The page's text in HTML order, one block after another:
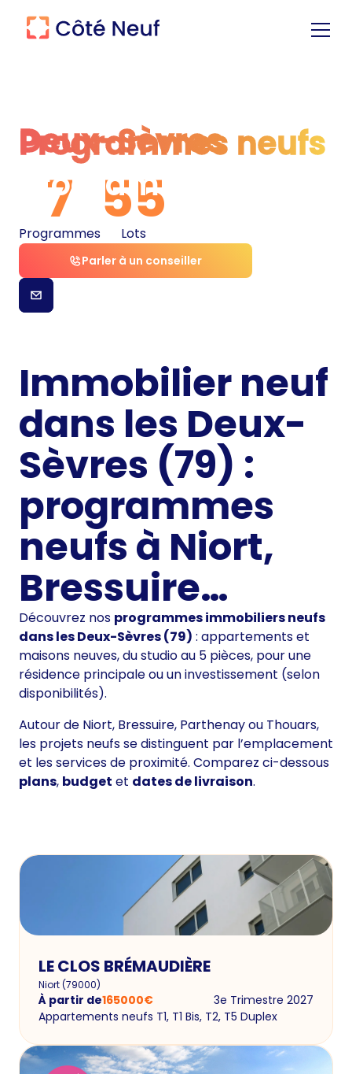
Programmes neufs
Programmes neufs
Deux-Sèvres
7
Programmes 55
Lots
Parler à un conseiller
Immobilier neuf
dans les Deux-
Sèvres (79) :
programmes
neufs à Niort,
Bressuire…
Découvrez nos programmes immobiliers neufs
dans les Deux-Sèvres (79) : appartements et
maisons neuves, du studio au 5 pièces, pour une
résidence principale ou un investissement (selon
disponibilités).
Autour de Niort, Bressuire, Parthenay ou Thouars,
les projets neufs se distinguent par l’emplacement
et les services de proximité. Comparez ci-dessous
plans, budget et dates de livraison.
LE CLOS BRÉMAUDIÈRE
Niort(79000)
À partir de165000€
3e Trimestre 2027
Appartements neufs T1, T1 Bis, T2, T5 Duplex